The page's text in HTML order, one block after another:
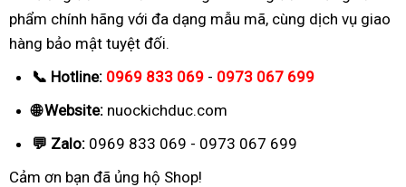
phẩm chính hãng với đa dạng mẫu mã, cùng dịch vụ giao
hàng bảo mật tuyệt đối.
📞 Hotline: 0969 833 069 - 0973 067 699
🌐 Website: nuockichduc.com
💬 Zalo: 0969 833 069 - 0973 067 699
Cảm ơn bạn đã ủng hộ Shop!